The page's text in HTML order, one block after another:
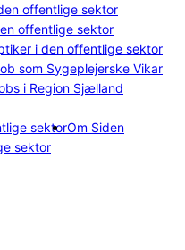
offentlige sektor
offentlige sektor
i den offentlige sektor
som Sygeplejerske Vikar
i Region Sjælland
sektorOm Siden
sektor